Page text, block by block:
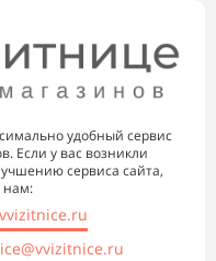
удобный сервис
Если у вас возникли
сервиса сайта,
нам: